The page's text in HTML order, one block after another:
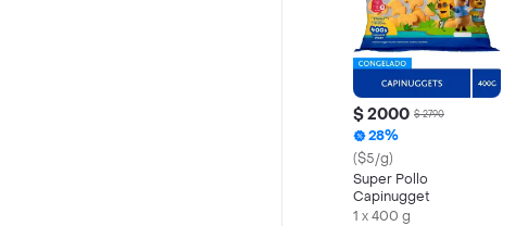
$ 2000 $ 2790
28%
($5/g)
Super Pollo
Capinugget
1 x 400 g